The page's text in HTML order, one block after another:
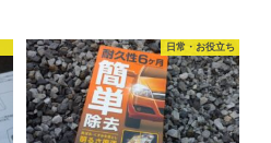
日常・お役立ち